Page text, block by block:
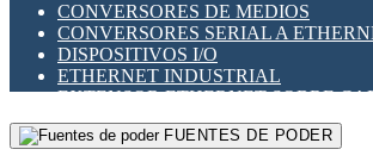
RELÉS AUTOMOTRICES
RELÉS DE SEÑAL
RELÉS DE ESTADO SÓLIDO SSR
RELÉS INDUSTRIALES
RELÉS MINIATURA DE POTENCIA
SENSORES MAGNÉTICOS
CONVERSORES DE MEDIOS
CONVERSORES SERIAL A
DISPOSITIVOS I/O
ETHERNET INDUSTRIAL
EXTENSOR ETHERNET SOBRE
GATEWAY LORAWAN
GESTIÓN DE REDESFUENTES DE PODER